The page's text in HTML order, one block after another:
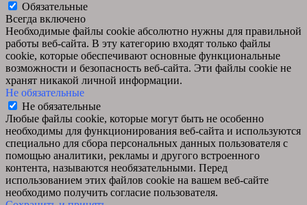
Обязательные
Всегда включено
Необходимые файлы cookie абсолютно нужны для правильной
работы веб-сайта. В эту категорию входят только файлы
cookie, которые обеспечивают основные функциональные
возможности и безопасность веб-сайта. Эти файлы cookie не
хранят никакой личной информации.
Не обязательные
Не обязательные
Любые файлы cookie, которые могут быть не особенно
необходимы для функционирования веб-сайта и используются
специально для сбора персональных данных пользователя с
помощью аналитики, рекламы и другого встроенного
контента, называются необязательными. Перед
использованием этих файлов cookie на вашем веб-сайте
необходимо получить согласие пользователя.